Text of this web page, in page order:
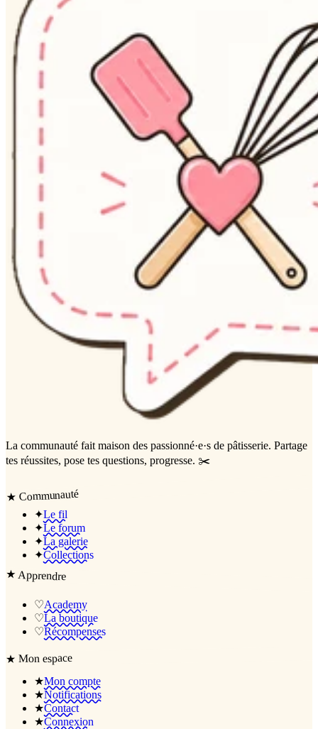
La communauté fait maison des passionné·e·s de pâtisserie. Partage
tes réussites, pose tes questions, progresse. ✂️
★ Communauté
✦Le fil
✦Le forum
✦La galerie
✦Collections
★Apprendre
♡Academy
♡La boutique
♡Récompenses
★Mon espace
★Mon compte
★Notifications
★Contact
★Connexion